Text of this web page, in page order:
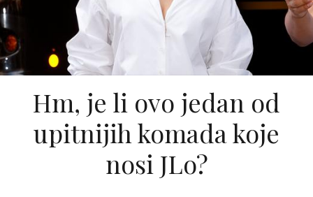
Hm, je li ovo jedan od
upitnijih komada koje
nosi JLo?